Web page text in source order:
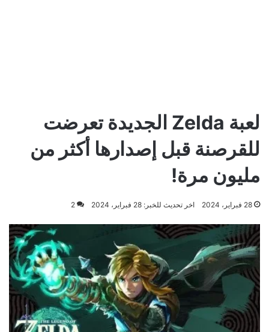
لعبة Zelda الجديدة تعرضت
للقرصنة قبل إصدارها أكثر من
مليون مرة!
28 فبراير، 2024 اخر تحديث للخبر: 28 فبراير، 2024 2